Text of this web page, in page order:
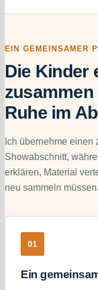
EIN GEMEINSAMER
Die Kinder
zusammen
Ruhe im
Ich übernehme einen
Showabschnitt,
erklären, Material
neu sammeln müssen.
01
Ein